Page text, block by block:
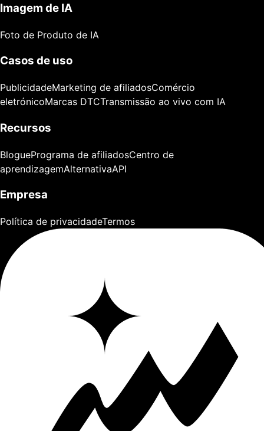
Imagem de IA
Foto de Produto de IA
Casos de uso
PublicidadeMarketing de afiliadosComércio
eletrónicoMarcas DTCTransmissão ao vivo com IA
Recursos
BloguePrograma de afiliadosCentro de
aprendizagemAlternativaAPI
Empresa
Política de privacidadeTermos